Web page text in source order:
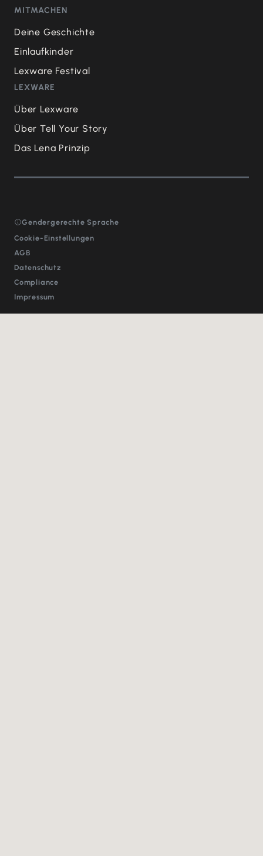
MITMACHEN
Deine Geschichte
Einlaufkinder
Lexware Festival
LEXWARE
Über Lexware
Über Tell Your Story
Das Lena Prinzip
Gendergerechte Sprache
Cookie-Einstellungen
AGB
Datenschutz
Compliance
Impressum